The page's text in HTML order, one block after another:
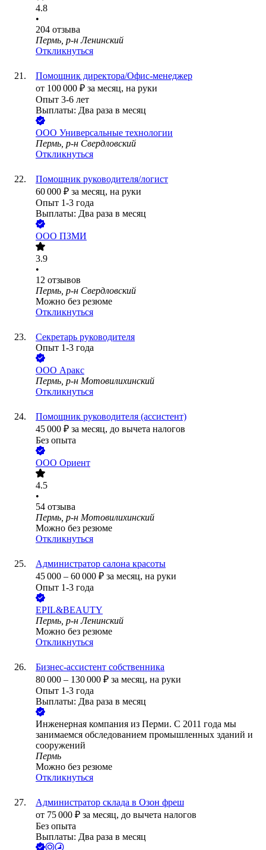
4.8
•
204 отзыва
Пермь, р-н Ленинский
Откликнуться
Помощник директора/Офис-менеджер
от 100 000 ₽ за месяц, на руки
Опыт 3-6 лет
Выплаты: Два раза в месяц
ООО Универсальные технологии
Пермь, р-н Свердловский
Откликнуться
Помощник руководителя/логист
60 000 ₽ за месяц, на руки
Опыт 1-3 года
Выплаты: Два раза в месяц
ООО ПЗМИ
3.9
•
12 отзывов
Пермь, р-н Свердловский
Можно без резюме
Откликнуться
Секретарь руководителя
Опыт 1-3 года
ООО Аракс
Пермь, р-н Мотовилихинский
Откликнуться
Помощник руководителя (ассистент)
45 000 ₽ за месяц, до вычета налогов
Без опыта
ООО Ориент
4.5
•
54 отзыва
Пермь, р-н Мотовилихинский
Можно без резюме
Откликнуться
Администратор салона красоты
45 000 – 60 000 ₽ за месяц, на руки
Опыт 1-3 года
EPIL&BEAUTY
Пермь, р-н Ленинский
Можно без резюме
Откликнуться
Бизнес-ассистент собственника
80 000 – 130 000 ₽ за месяц, на руки
Опыт 1-3 года
Выплаты: Два раза в месяц
Инженерная компания из Перми. С 2011 года мы
занимаемся обследованием промышленных зданий и
сооружений
Пермь
Можно без резюме
Откликнуться
Администратор склада в Озон фреш
от 75 000 ₽ за месяц, до вычета налогов
Без опыта
Выплаты: Два раза в месяц